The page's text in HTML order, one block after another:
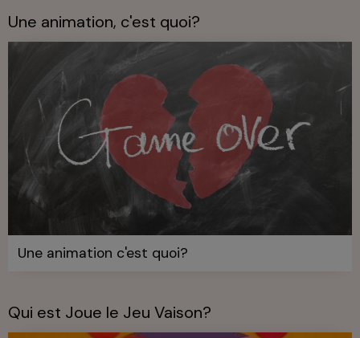
Une animation, c'est quoi?
Une animation c'est quoi?
Qui est Joue le Jeu Vaison?